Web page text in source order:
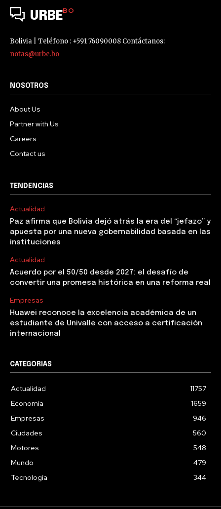
URBEBO
Bolivia | Teléfono : +591 76090008 Contáctanos:
notas@urbe.bo
NOSOTROS
About Us
Partner with Us
Careers
Contact us
TENDENCIAS
Actualidad
Paz afirma que Bolivia dejó atrás la era del “jefazo” y
apuesta por una nueva gobernabilidad basada en las
instituciones
Actualidad
Acuerdo por el 50/50 desde 2027: el desafío de
convertir una promesa histórica en una reforma real
Empresas
Huawei reconoce la excelencia académica de un
estudiante de Univalle con acceso a certificación
internacional
CATEGORIAS
Actualidad
11757
Economía
1659
Empresas
946
Ciudades
560
Motores
548
Mundo
479
Tecnología
344